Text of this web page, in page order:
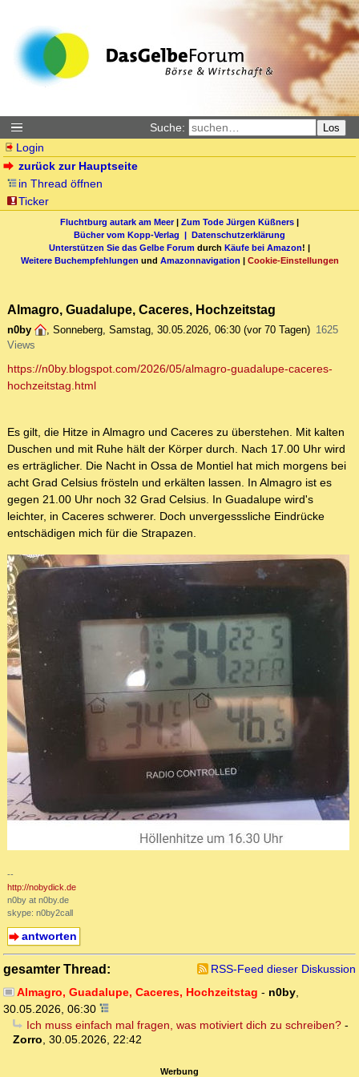
Suche: Los
Login
zurück zur Hauptseite
in Thread öffnen
Ticker
Fluchtburg autark am Meer| Zum Tode Jürgen Küßners |
Bücher vom Kopp-Verlag | Datenschutzerklärung
Unterstützen Sie das Gelbe Forum durch Käufe bei Amazon! |
Weitere Buchempfehlungen und Amazonnavigation | Cookie-Einstellungen
Almagro, Guadalupe, Caceres, Hochzeitstag
n0by , Sonneberg, Samstag, 30.05.2026, 06:30 (vor 70 Tagen) 1625
Views
https://n0by.blogspot.com/2026/05/almagro-guadalupe-caceres-
hochzeitstag.html
Es gilt, die Hitze in Almagro und Caceres zu überstehen. Mit kalten
Duschen und mit Ruhe hält der Körper durch. Nach 17.00 Uhr wird
es erträglicher. Die Nacht in Ossa de Montiel hat mich morgens bei
acht Grad Celsius frösteln und erkälten lassen. In Almagro ist es
gegen 21.00 Uhr noch 32 Grad Celsius. In Guadalupe wird's
leichter, in Caceres schwerer. Doch unvergesssliche Eindrücke
entschädigen mich für die Strapazen.
--
http://nobydick.de
n0by at n0by.de
skype: n0by2call
antworten
gesamter Thread:
RSS-Feed dieser Diskussion
Almagro, Guadalupe, Caceres, Hochzeitstag - n0by,
30.05.2026, 06:30
Ich muss einfach mal fragen, was motiviert dich zu schreiben?-
Zorro, 30.05.2026, 22:42
Werbung